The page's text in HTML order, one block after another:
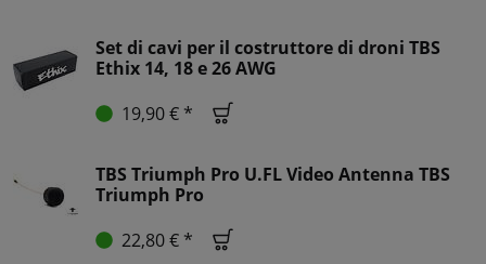
Set di cavi per il costruttore di droni TBS
Ethix 14, 18 e 26 AWG
19,90 € *
TBS Triumph Pro U.FL Video Antenna TBS
Triumph Pro
22,80 € *